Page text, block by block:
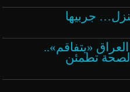
جربيها
«يتفاقم»..
تطمئن